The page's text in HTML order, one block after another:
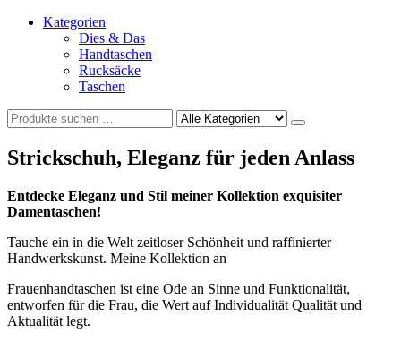
Kategorien
Dies & Das
Handtaschen
Rucksäcke
Taschen
Strickschuh, Eleganz für jeden Anlass
Entdecke Eleganz und Stil meiner Kollektion exquisiter
Damentaschen!
Tauche ein in die Welt zeitloser Schönheit und raffinierter
Handwerkskunst. Meine Kollektion an
Frauenhandtaschen ist eine Ode an Sinne und Funktionalität,
entworfen für die Frau, die Wert auf Individualität Qualität und
Aktualität legt.